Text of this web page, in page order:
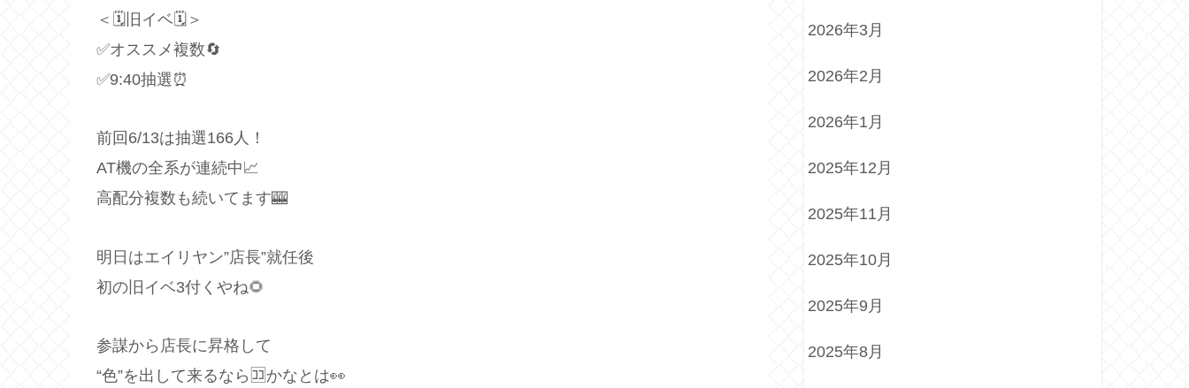
＜🗓旧イベ🗓＞
✅オススメ複数🔄
✅9:40抽選⏰
前回6/13は抽選166人！
AT機の全系が連続中📈
高配分複数も続いてます🎰
明日はエイリヤン”店長”就任後
初の旧イベ3付くやね🌻
参謀から店長に昇格して
“色”を出して来るなら🈁かなとは👀
2026年3月
2026年2月
2026年1月
2025年12月
2025年11月
2025年10月
2025年9月
2025年8月